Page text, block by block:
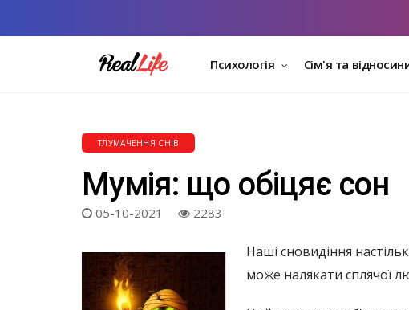
Психологія Сім'я та
ТЛУМАЧЕННЯ СНІВ
Мумія: що обіцяє сон
05-10-2021 2283
Наші сновидіння
може налякати сплячої